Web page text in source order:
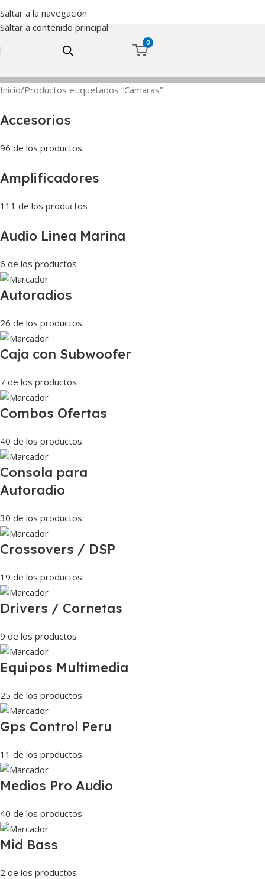
Saltar a la navegación
Saltar a contenido principal
0
Inicio Productos etiquetados “Cámaras”
Accesorios
96 de los productos
Amplificadores
111 de los productos
Audio Linea Marina
6 de los productos
Autoradios
26 de los productos
Caja con Subwoofer
7 de los productos
Combos Ofertas
40 de los productos
Consola para
Autoradio
30 de los productos
Crossovers / DSP
19 de los productos
Drivers / Cornetas
9 de los productos
Equipos Multimedia
25 de los productos
Gps Control Peru
11 de los productos
Medios Pro Audio
40 de los productos
Mid Bass
2 de los productos